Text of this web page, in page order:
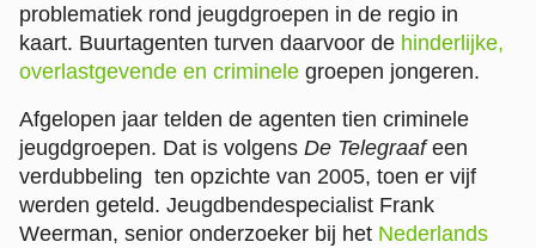
problematiek rond jeugdgroepen in de regio in
kaart. Buurtagenten turven daarvoor de hinderlijke,
overlastgevende en criminele groepen jongeren.
Afgelopen jaar telden de agenten tien criminele
jeugdgroepen. Dat is volgens De Telegraafeen
verdubbeling ten opzichte van 2005, toen er vijf
werden geteld. Jeugdbendespecialist Frank
Weerman, senior onderzoeker bij het Nederlands